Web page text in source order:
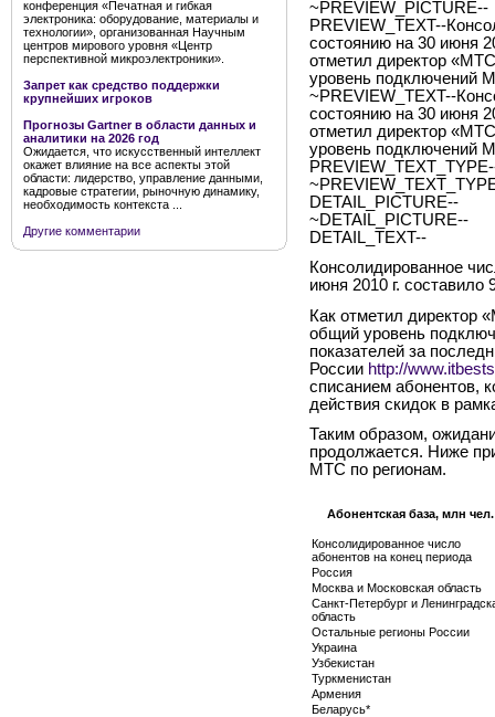
конференция «Печатная и гибкая
электроника: оборудование, материалы и
технологии», организованная Научным
центров мирового уровня «Центр
перспективной микроэлектроники».
Запрет как средство поддержки
крупнейших игроков
Прогнозы Gartner в области данных и
аналитики на 2026 год
Ожидается, что искусственный интеллект
окажет влияние на все аспекты этой
области: лидерство, управление данными,
кадровые стратегии, рыночную динамику,
необходимость контекста ...
Другие комментарии
~PREVIEW_PICTURE--
PREVIEW_TEXT--
состоянию на 30 июня
отметил директор
уровень подключений
~PREVIEW_TEXT--
состоянию на 30 июня
отметил директор
уровень подключений
DETAIL_PICTURE--
~DETAIL_PICTURE--
DETAIL_TEXT--
Консолидированное
июня 2010 г. составило
Как отметил директор
общий уровень
показателей за
России http://
списанием абонентов,
действия скидок в
Таким образом,
продолжается. Ниже
МТС по регионам.
Абонентская база, млн чел.
Консолидированное число
абонентов на конец периода
Россия
Москва и Московская область
Санкт-Петербург и
область
Остальные регионы России
Украина
Узбекистан
Туркменистан
Армения
Беларусь*